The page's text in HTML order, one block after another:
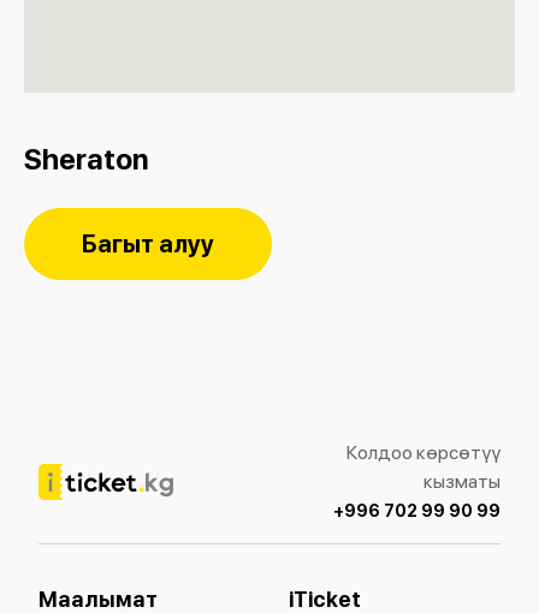
Sheraton
Багыт алуу
Колдоо көрсөтүү
кызматы
+996 702 99 90 99
Маалымат iTicket